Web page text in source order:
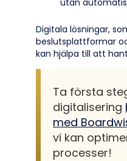
utan
Digitala lösningar,
beslutsplattformar
kan hjälpa till att
Ta första
digitalisering
med
vi kan
processer!